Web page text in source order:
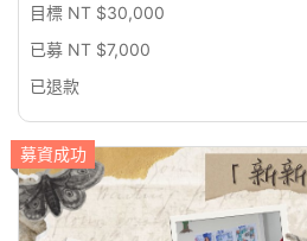
目標 NT $30,000
已募 NT $7,000
已退款
募資成功